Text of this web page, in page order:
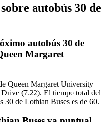
autobús 30 de
autobús 30 de
Margaret
Queen Margaret University
(7:22). El tiempo total del
30 de Lothian Buses es de 60.